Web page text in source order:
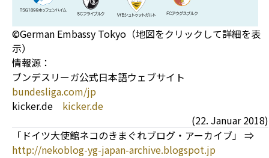
©German Embassy Tokyo（地図をクリックして詳細を表
示）
情報源：
ブンデスリーガ公式日本語ウェブサイト
bundesliga.com/jp
kicker.de kicker.de
(22. Januar 2018)
「ドイツ大使館ネコのきまぐれブログ・アーカイブ」 ⇒
http://nekoblog-yg-japan-archive.blogspot.jp